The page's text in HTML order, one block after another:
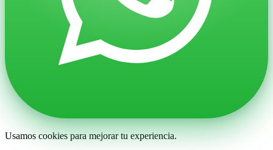
Usamos cookies para mejorar tu experiencia.